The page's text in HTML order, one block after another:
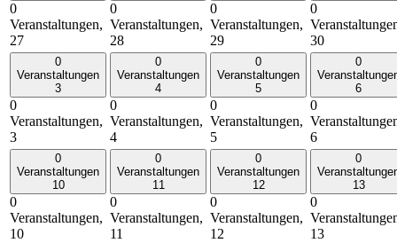
0
Veranstaltungen,
27
0
Veranstaltungen,
28
0
Veranstaltungen,
29
0
30
0
Veranstaltungen
3
0
Veranstaltungen,
3
0
Veranstaltungen
4
0
Veranstaltungen,
4
0
Veranstaltungen
5
0
Veranstaltungen,
5
0
6
0
6
0
Veranstaltungen
10
0
Veranstaltungen,
10
0
Veranstaltungen
11
0
Veranstaltungen,
11
0
Veranstaltungen
12
0
Veranstaltungen,
12
0
13
0
13